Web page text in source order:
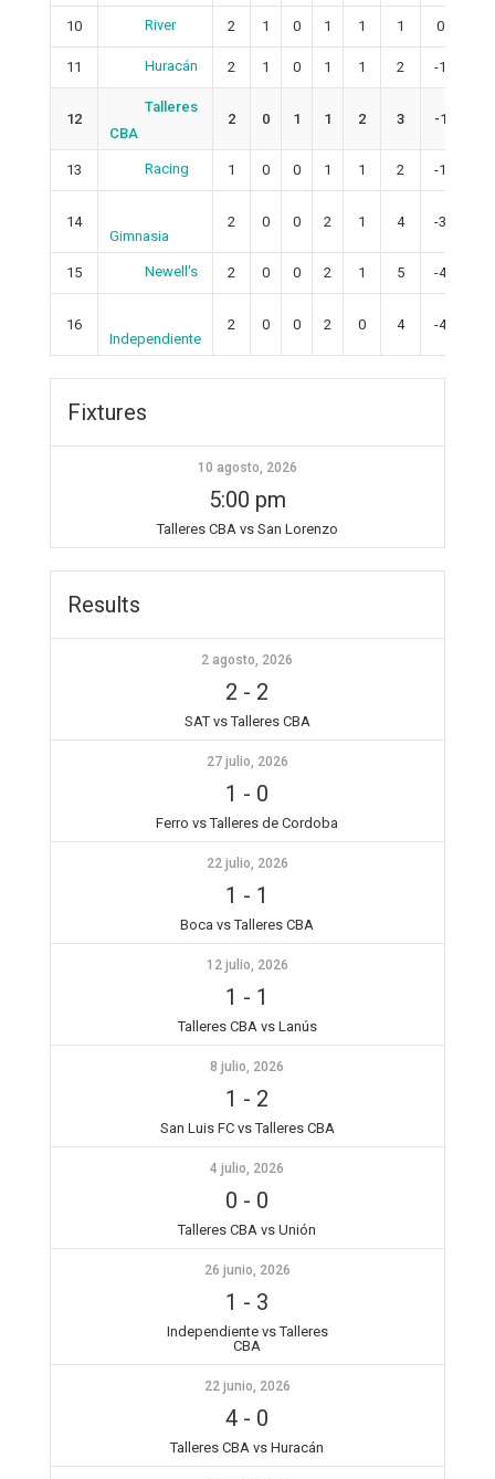
10 River 2 1 0 1 1 1 0
11 Huracán 2 1 0 1 1 2 -1
12
Talleres
CBA
2 0 1 1 2 3 -1
13 Racing 1 0 0 1 1 2 -1
14
Gimnasia
2 0 0 2 1 4 -3
15 Newell's 2 0 0 2 1 5 -4
16
Independiente
2 0 0 2 0 4 -4
Fixtures
10 agosto, 2026
5:00 pm
Talleres CBA vs San Lorenzo
Results
2 agosto, 2026
2 - 2
SAT vs Talleres CBA
27 julio, 2026
1 - 0
Ferro vs Talleres de Cordoba
22 julio, 2026
1 - 1
Boca vs Talleres CBA
12 julio, 2026
1 - 1
Talleres CBA vs Lanús
8 julio, 2026
1 - 2
San Luis FC vs Talleres CBA
4 julio, 2026
0 - 0
Talleres CBA vs Unión
26 junio, 2026
1 - 3
Independiente vs Talleres
CBA
22 junio, 2026
4 - 0
Talleres CBA vs Huracán